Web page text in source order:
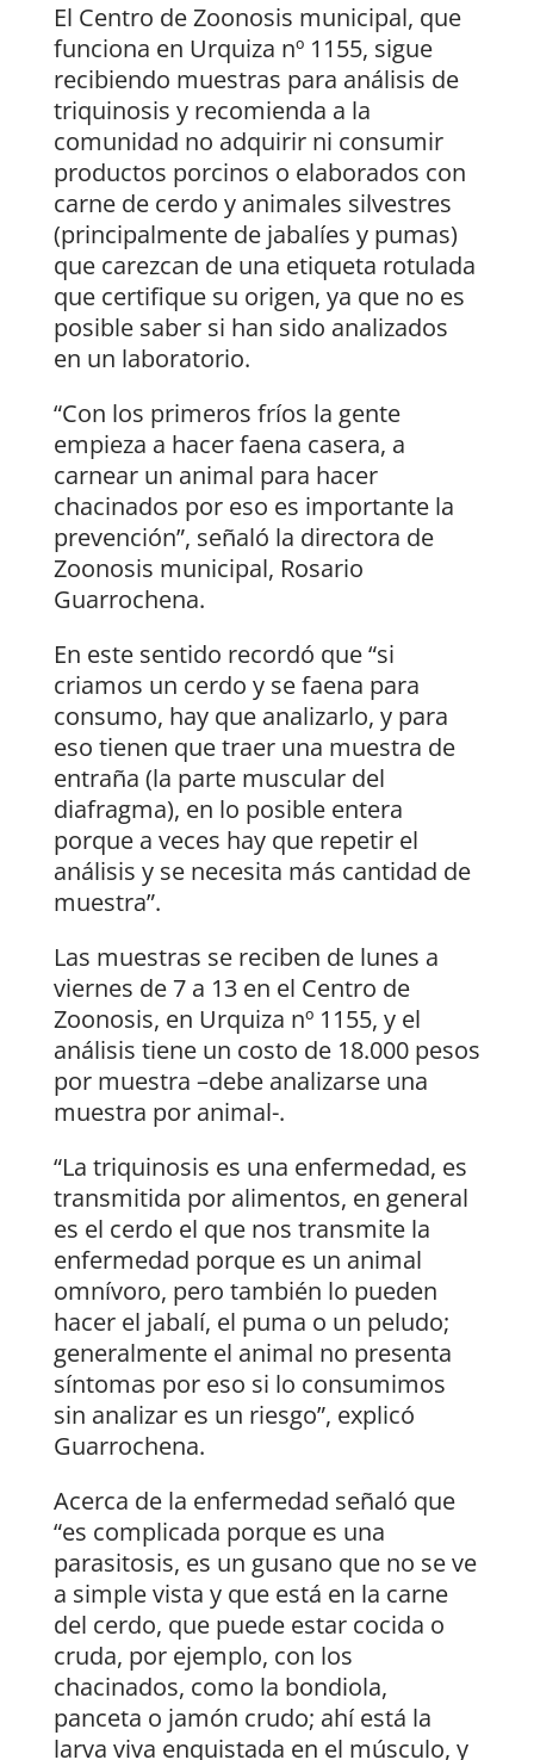
El Centro de Zoonosis municipal, que
funciona en Urquiza nº 1155, sigue
recibiendo muestras para análisis de
triquinosis y recomienda a la
comunidad no adquirir ni consumir
productos porcinos o elaborados con
carne de cerdo y animales silvestres
(principalmente de jabalíes y pumas)
que carezcan de una etiqueta rotulada
que certifique su origen, ya que no es
posible saber si han sido analizados
en un laboratorio.
“Con los primeros fríos la gente
empieza a hacer faena casera, a
carnear un animal para hacer
chacinados por eso es importante la
prevención”, señaló la directora de
Zoonosis municipal, Rosario
Guarrochena.
En este sentido recordó que “si
criamos un cerdo y se faena para
consumo, hay que analizarlo, y para
eso tienen que traer una muestra de
entraña (la parte muscular del
diafragma), en lo posible entera
porque a veces hay que repetir el
análisis y se necesita más cantidad de
muestra”.
Las muestras se reciben de lunes a
viernes de 7 a 13 en el Centro de
Zoonosis, en Urquiza nº 1155, y el
análisis tiene un costo de 18.000 pesos
por muestra –debe analizarse una
muestra por animal-.
“La triquinosis es una enfermedad, es
transmitida por alimentos, en general
es el cerdo el que nos transmite la
enfermedad porque es un animal
omnívoro, pero también lo pueden
hacer el jabalí, el puma o un peludo;
generalmente el animal no presenta
síntomas por eso si lo consumimos
sin analizar es un riesgo”, explicó
Guarrochena.
Acerca de la enfermedad señaló que
“es complicada porque es una
parasitosis, es un gusano que no se ve
a simple vista y que está en la carne
del cerdo, que puede estar cocida o
cruda, por ejemplo, con los
chacinados, como la bondiola,
panceta o jamón crudo; ahí está la
larva viva enquistada en el músculo, y